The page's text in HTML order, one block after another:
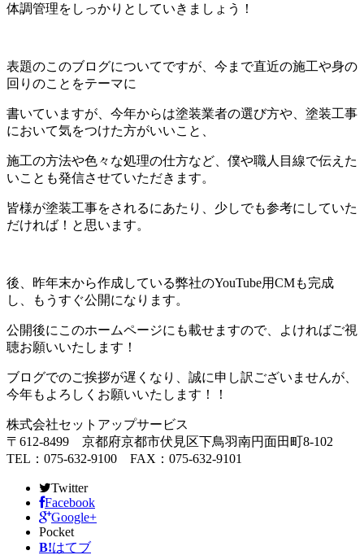
体調管理をしっかりとしていきましょう！
表題のこのブログについてですが、今まで直近の施工や身の
回りのことをテーマに
書いていますが、今年からは塗装業者の選び方や、塗装工事
において気をつけた方がいいこと、
施工の方法や色々な処理の仕方など、僕や職人目線で伝えた
いことも発信させていただきます。
皆様が塗装工事をされるにあたり、少しでも参考にしていた
だければ！と思います。
後、昨年末から作成している弊社のYouTube用CMも完成
し、もうすぐ公開になります。
公開後にこのホームページにも載せますので、よければご視
聴お願いいたします！
ブログでのご挨拶が遅くなり、誠に申し訳ございませんが、
今年もよろしくお願いいたします！！
株式会社セットアップサービス
〒612-8499 京都府京都市伏見区下鳥羽南円面田町8-102
TEL：075-632-9100 FAX：075-632-9101
Twitter
Facebook
Google+
Pocket
B!はてブ